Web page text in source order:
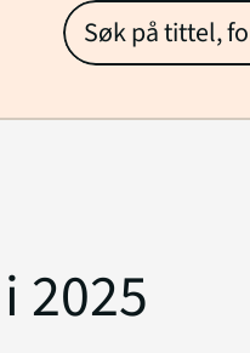
2025